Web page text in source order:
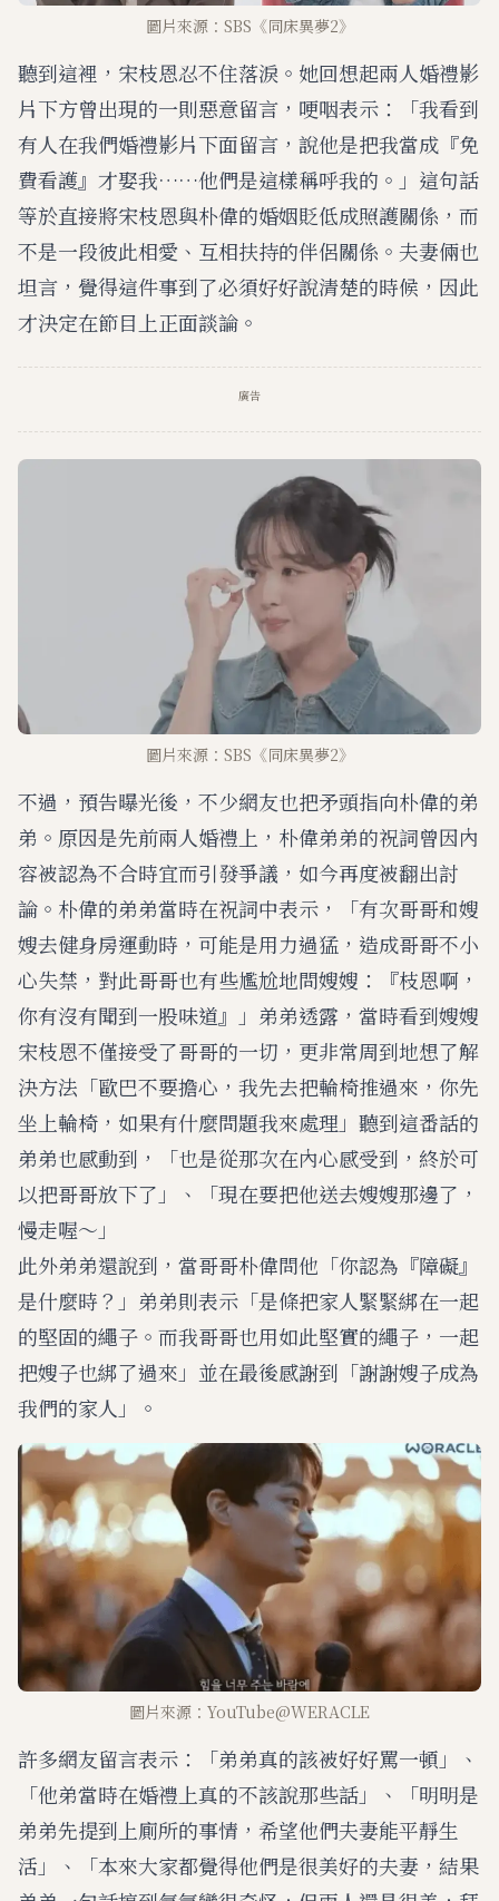
圖片來源：SBS《同床異夢2》
聽到這裡，宋枝恩忍不住落淚。她回想起兩人婚禮影
片下方曾出現的一則惡意留言，哽咽表示：「我看到
有人在我們婚禮影片下面留言，說他是把我當成『免
費看護』才娶我……他們是這樣稱呼我的。」這句話
等於直接將宋枝恩與朴偉的婚姻貶低成照護關係，而
不是一段彼此相愛、互相扶持的伴侶關係。夫妻倆也
坦言，覺得這件事到了必須好好說清楚的時候，因此
才決定在節目上正面談論。
廣告
圖片來源：SBS《同床異夢2》
不過，預告曝光後，不少網友也把矛頭指向朴偉的弟
弟。原因是先前兩人婚禮上，朴偉弟弟的祝詞曾因內
容被認為不合時宜而引發爭議，如今再度被翻出討
論。朴偉的弟弟當時在祝詞中表示，「有次哥哥和嫂
嫂去健身房運動時，可能是用力過猛，造成哥哥不小
心失禁，對此哥哥也有些尷尬地問嫂嫂：『枝恩啊，
你有沒有聞到一股味道』」弟弟透露，當時看到嫂嫂
宋枝恩不僅接受了哥哥的一切，更非常周到地想了解
決方法「歐巴不要擔心，我先去把輪椅推過來，你先
坐上輪椅，如果有什麼問題我來處理」聽到這番話的
弟弟也感動到，「也是從那次在內心感受到，終於可
以把哥哥放下了」、「現在要把他送去嫂嫂那邊了，
慢走喔～」
此外弟弟還說到，當哥哥朴偉問他「你認為『障礙』
是什麼時？」弟弟則表示「是條把家人緊緊綁在一起
的堅固的繩子。而我哥哥也用如此堅實的繩子，一起
把嫂子也綁了過來」並在最後感謝到「謝謝嫂子成為
我們的家人」。
圖片來源：YouTube@WERACLE
許多網友留言表示：「弟弟真的該被好好罵一頓」、
「他弟當時在婚禮上真的不該說那些話」、「明明是
弟弟先提到上廁所的事情，希望他們夫妻能平靜生
活」、「本來大家都覺得他們是很美好的夫妻，結果